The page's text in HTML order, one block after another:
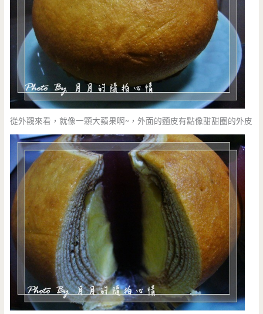
從外觀來看，就像一顆大蘋果啊~，外面的麵皮有點像甜甜圈的外皮